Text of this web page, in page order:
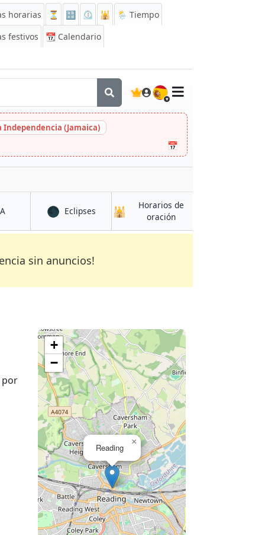
horarias ⏳ 🔡 ⏲️ 🕌
🌦️ Tiempo
festivos
📆 Calendario
🇪🇸
Independencia (Jamaica)
📅
en Reading 🌑 Eclipsesen Reading
🕌
Horarios de
oraciónen Reading
sin anuncios!
por
Reading
×
+
−